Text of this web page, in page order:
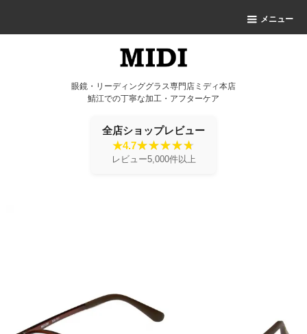
メニュー
眼鏡・リーディンググラス専門店ミディ本店
鯖江での丁寧な加工・アフターケア
全店ショップレビュー
★4.7
レビュー5,000件以上